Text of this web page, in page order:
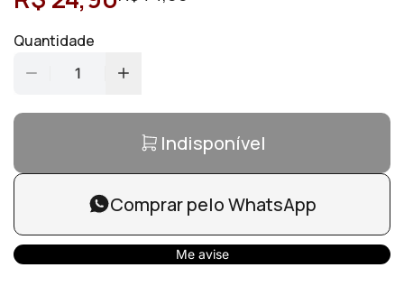
Quantidade
1
Indisponível
Comprar pelo WhatsApp
Me avise